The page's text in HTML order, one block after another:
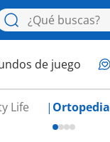
de juego
Life Ortopedia